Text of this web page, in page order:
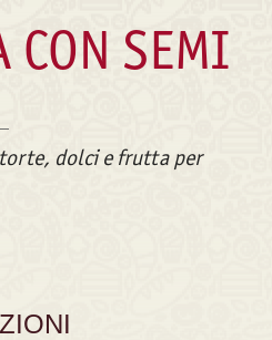
CON SEMI
dolci e frutta per